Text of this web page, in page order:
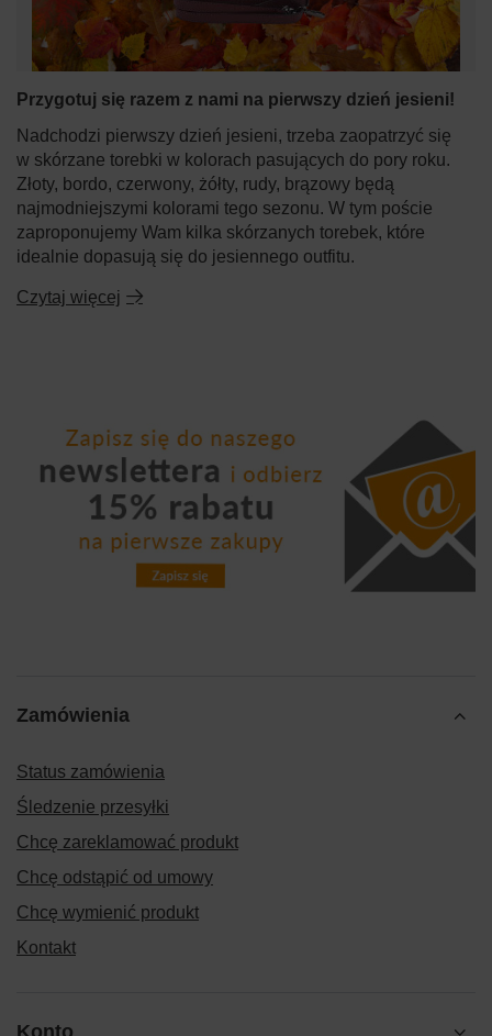
Przygotuj się razem z nami na pierwszy dzień jesieni!
Nadchodzi pierwszy dzień jesieni, trzeba zaopatrzyć się
w skórzane torebki w kolorach pasujących do pory roku.
Złoty, bordo, czerwony, żółty, rudy, brązowy będą
najmodniejszymi kolorami tego sezonu. W tym poście
zaproponujemy Wam kilka skórzanych torebek, które
idealnie dopasują się do jesiennego outfitu.
Czytaj więcej
Zamówienia
Status zamówienia
Śledzenie przesyłki
Chcę zareklamować produkt
Chcę odstąpić od umowy
Chcę wymienić produkt
Kontakt
Konto